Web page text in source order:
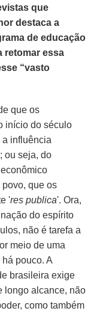
que
destaca a
de educação
retomar essa
“vasto
que os
início do século
a influência
; ou seja, do
que os
'res publica'. Ora,
do espírito
não é tarefa a
meio de uma
há pouco. A
brasileira exige
longo alcance, não
como também